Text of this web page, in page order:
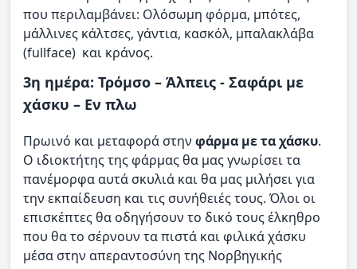
που περιλαμβάνει: Ολόσωμη φόρμα, μπότες,
μάλλινες κάλτσες, γάντια, κασκόλ, μπαλακλάβα
(fullface) και κράνος.
3η ημέρα: Τρόμσο – Άλπεις - Σαφάρι με
χάσκυ – Εν πλω
Πρωινό και μεταφορά στην φάρμα με τα χάσκυ.
Ο ιδιοκτήτης της φάρμας θα μας γνωρίσει τα
πανέμορφα αυτά σκυλιά και θα μας μιλήσει για
την εκπαίδευση και τις συνήθειές τους. Όλοι οι
επισκέπτες θα οδηγήσουν το δικό τους έλκηθρο
που θα το σέρνουν τα πιστά και φιλικά χάσκυ
μέσα στην απεραντοσύνη της Νορβηγικής